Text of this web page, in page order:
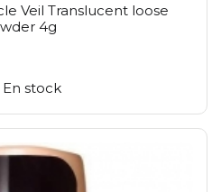
Veil Translucent loose
4g
En stock